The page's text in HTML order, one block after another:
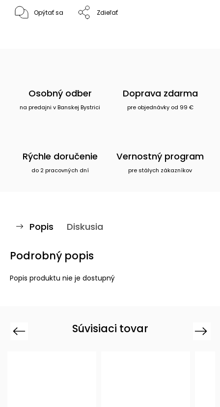
Opýtať sa Zdieľať
Osobný odber
na predajni v Banskej Bystrici
Doprava zdarma
pre objednávky od 99 €
Rýchle doručenie
do 2 pracovných dní
Vernostný program
pre stálych zákazníkov
Popis Diskusia
Podrobný popis
Popis produktu nie je dostupný
Súvisiaci tovar
Previous Next